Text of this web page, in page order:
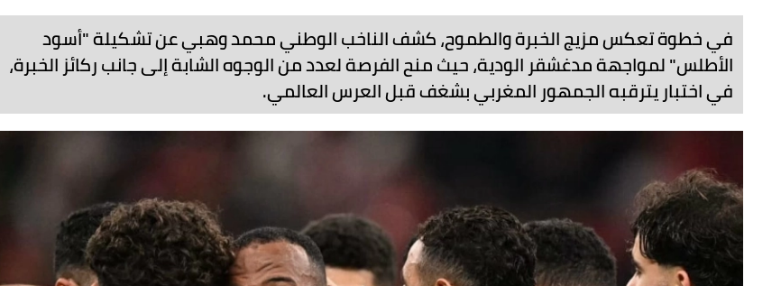
في خطوة تعكس مزيج الخبرة والطموح، كشف الناخب الوطني محمد وهبي عن تشكيلة "أسود
الأطلس" لمواجهة مدغشقر الودية، حيث منح الفرصة لعدد من الوجوه الشابة إلى جانب ركائز الخبرة،
في اختبار يترقبه الجمهور المغربي بشغف قبل العرس العالمي.